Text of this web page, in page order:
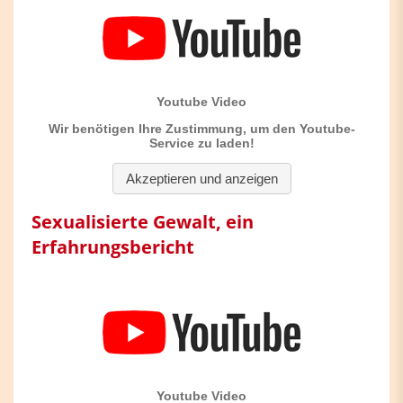
Sexualisierte Gewalt, ein
Erfahrungsbericht